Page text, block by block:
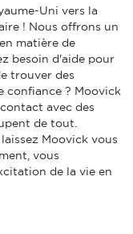
Uni vers la
! Nous offrons un
matière de
besoin d'aide pour
trouver des
confiance ? Moovick
avec des
de tout.
Moovick vous
vous
de la vie en